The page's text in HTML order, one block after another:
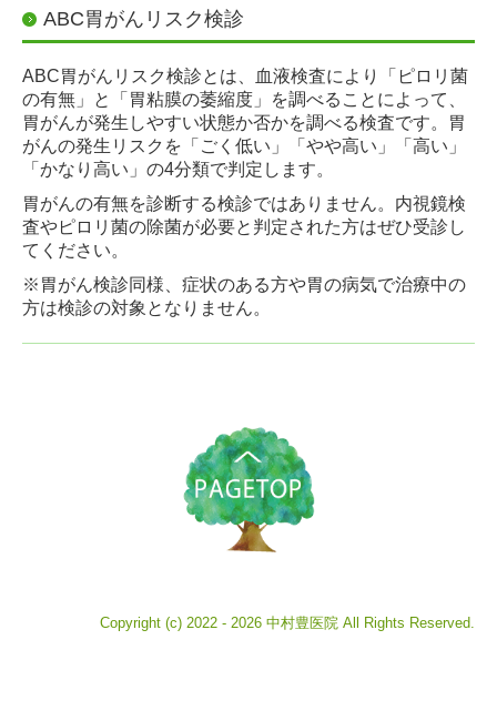
ABC胃がんリスク検診
ABC胃がんリスク検診とは、血液検査により「ピロリ菌
の有無」と「胃粘膜の萎縮度」を調べることによって、
胃がんが発生しやすい状態か否かを調べる検査です。胃
がんの発生リスクを「ごく低い」「やや高い」「高い」
「かなり高い」の4分類で判定します。
胃がんの有無を診断する検診ではありません。内視鏡検
査やピロリ菌の除菌が必要と判定された方はぜひ受診し
てください。
※胃がん検診同様、症状のある方や胃の病気で治療中の
方は検診の対象となりません。
Copyright (c) 2022 - 2026 中村豊医院 All Rights Reserved.